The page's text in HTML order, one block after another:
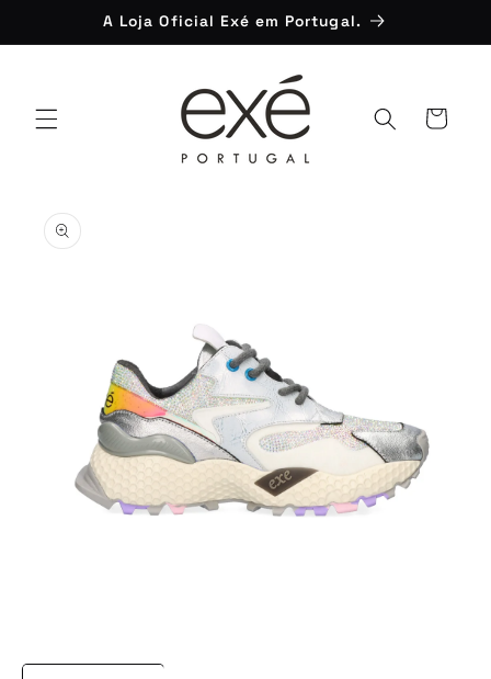
conteúdo
A Loja Oficial Exé em Portugal.
Carrinho
informação
do produto
conteúdo